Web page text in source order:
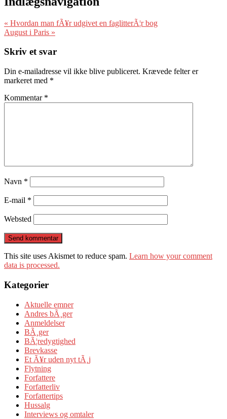
« Hvordan man fÃ¥r udgivet en faglitterÃ¦r bog
August i Paris »
Skriv et svar
Din e-mailadresse vil ikke blive publiceret. Krævede felter er
markeret med *
Kommentar *
Navn *
E-mail *
Websted
This site uses Akismet to reduce spam. Learn how your comment
data is processed.
Kategorier
Aktuelle emner
Andres bÃ¸ger
Anmeldelser
BÃ¸ger
BÃ¦redygtighed
Brevkasse
Et Ã¥r uden nyt tÃ¸j
Flytning
Forfattere
Forfatterliv
Forfattertips
Hussalg
Interviews og omtaler